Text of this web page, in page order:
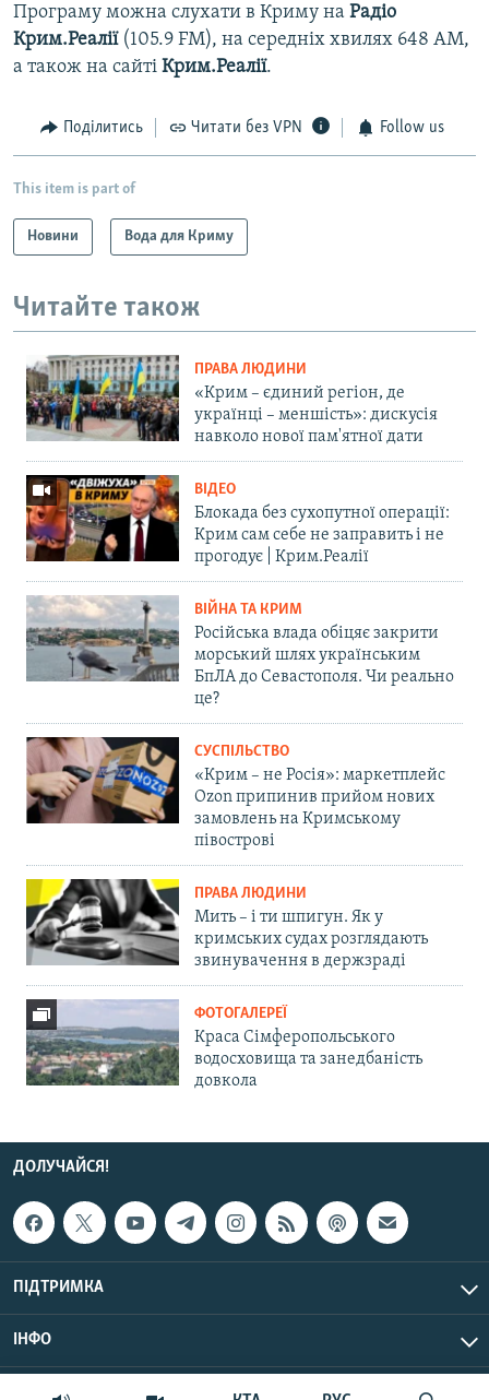
Програму можна слухати в Криму на Радіо
Крим.Реалії (105.9 FM), на середніх хвилях 648 АМ,
а також на сайті Крим.Реалії.
Поділитись Читати без VPN Follow us
This item is part of
Новини Вода для Криму
Читайте також
ПРАВА ЛЮДИНИ
«Крим – єдиний регіон, де
українці – меншість»: дискусія
навколо нової пам'ятної дати
ВІДЕО
Блокада без сухопутної операції:
Крим сам себе не заправить і не
прогодує | Крим.Реалії
ВІЙНА ТА КРИМ
Російська влада обіцяє закрити
морський шлях українським
БпЛА до Севастополя. Чи реально
це?
СУСПІЛЬСТВО
«Крим – не Росія»: маркетплейс
Ozon припинив прийом нових
замовлень на Кримському
півострові
ПРАВА ЛЮДИНИ
Мить – і ти шпигун. Як у
кримських судах розглядають
звинувачення в держзраді
ФОТОГАЛЕРЕЇ
Краса Сімферопольського
водосховища та занедбаність
довкола
ДОЛУЧАЙСЯ!
ПІДТРИМКА
ІНФО